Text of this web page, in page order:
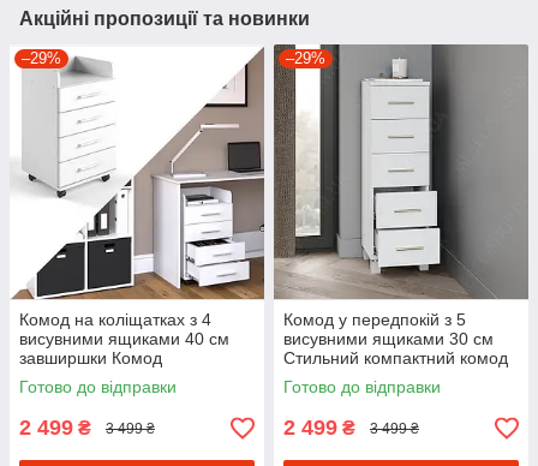
Акційні пропозиції та новинки
–29%
Комод на коліщатках з 4
висувними ящиками 40 см
завширшки Комод
пересувний з Ламінованого
ДСП
Готово до відправки
2 499 ₴ 3 499 ₴
–29%
Комод у передпокій з 5
висувними ящиками 30 см
Стильний компактний комод
у спальню з Ламінованого
ДСП
Готово до відправки
2 499 ₴ 3 499 ₴